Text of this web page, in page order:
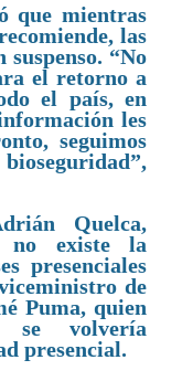
que mientras
las
suspenso. “No
el retorno a
el país, en
les
seguimos
Quelca,
no existe la
presenciales
de
Puma, quien
se volvería
presencial.